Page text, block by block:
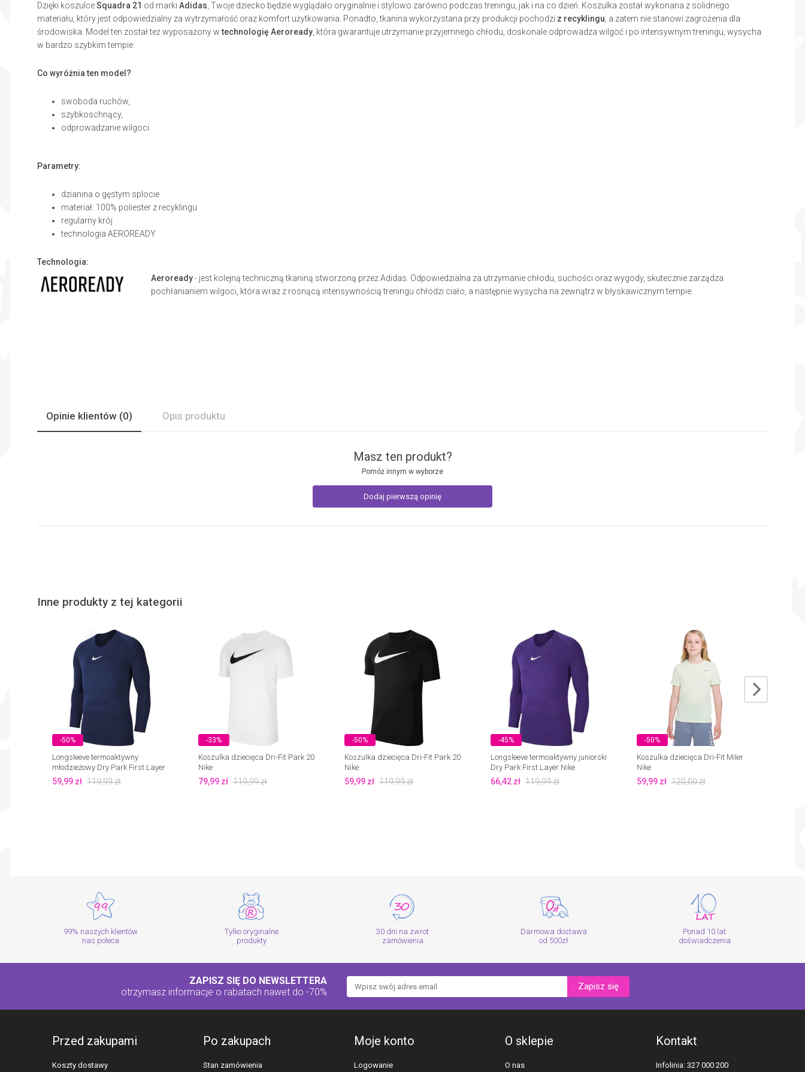
Dzięki koszulceSquadra 21 od marki Adidas , Twoje dziecko będzie wyglądało oryginalnie i stylowo zarówno podczas treningu, jak i na co dzień. Koszulka został wykonana z solidnego
materiału, który jest odpowiedzialny za wytrzymałość oraz komfort użytkowania. Ponadto, tkanina wykorzystana przy produkcji pochodzi z recyklingu , a zatem nie stanowi zagrożenia dla
środowiska. Model ten został też wyposażony wtechnologię Aeroready , która gwarantuje utrzymanie przyjemnego chłodu, doskonale odprowadza wilgoć i po intensywnym treningu, wysycha
w bardzo szybkim tempie.
Co wyróżnia ten model?
swoboda ruchów,
szybkoschnący,
odprowadzanie wilgoci.
Parametry:
dzianina o gęstym splocie
materiał: 100% poliester z recyklingu
regularny krój
technologia AEROREADY
Technologia:
Aeroready- jest kolejną techniczną tkaniną stworzoną przez Adidas. Odpowiedzialna za utrzymanie chłodu, suchości oraz wygody, skutecznie zarządza
pochłanianiem wilgoci, która wraz z rosnącą intensywnością treningu chłodzi ciało, a następnie wysycha na zewnątrz w błyskawicznym tempie.
Opinie klientów (0) Opis produktu
Masz ten produkt?
Pomóż innym w wyborze
Dodaj pierwszą opinię
Inne produkty z tej kategorii
-50%
Longsleeve termoaktywny
młodzieżowy Dry Park First Layer
Nike
59,99 zł 119,99zł
-33%
Koszulka dziecięca Dri-Fit Park 20
Nike
79,99 zł 119,99zł
-50%
Koszulka dziecięca Dri-Fit Park 20
Nike
59,99 zł 119,99zł
-45%
Longsleeve termoaktywny juniorski
Dry Park First Layer Nike
66,42 zł 119,99zł
-50%
Koszulka dziecięca Dri-Fit Miler
Nike
59,99 zł 120,00zł
99% naszych klientów
nas poleca
Tylko oryginalne
produkty
30 dni na zwrot
zamówienia
Darmowa dostawa
od 500zł
Ponad 10 lat
doświadczenia
ZAPISZ SIĘ DO NEWSLETTERA
otrzymasz informacje o rabatach nawet do -70%
Zapisz się
Przed zakupami
Koszty dostawy
Po zakupach
Stan zamówienia
Moje konto
Logowanie
O sklepie
O nas
Kontakt
Infolinia: 327 000 200